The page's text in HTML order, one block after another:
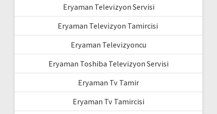
Eryaman Televizyon Servisi
Eryaman Televizyon Tamircisi
Eryaman Televizyoncu
Eryaman Toshiba Televizyon Servisi
Eryaman Tv Tamir
Eryaman Tv Tamircisi